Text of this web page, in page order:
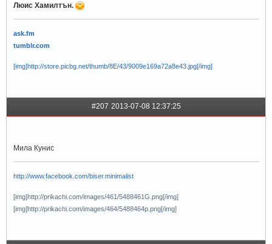
Люис Хамилтън.
ask.fm
tumblr.com
[img]http://store.picbg.net/thumb/8E/43/9009e169a72a8e43.jpg[/img]
#207 2013-07-08 12:37:25
Мила Кунис
http://www.facebook.com/biser.minimalist
[img]http://prikachi.com/images/461/5488461G.png[/img]
[img]http://prikachi.com/images/464/5488464p.png[/img]